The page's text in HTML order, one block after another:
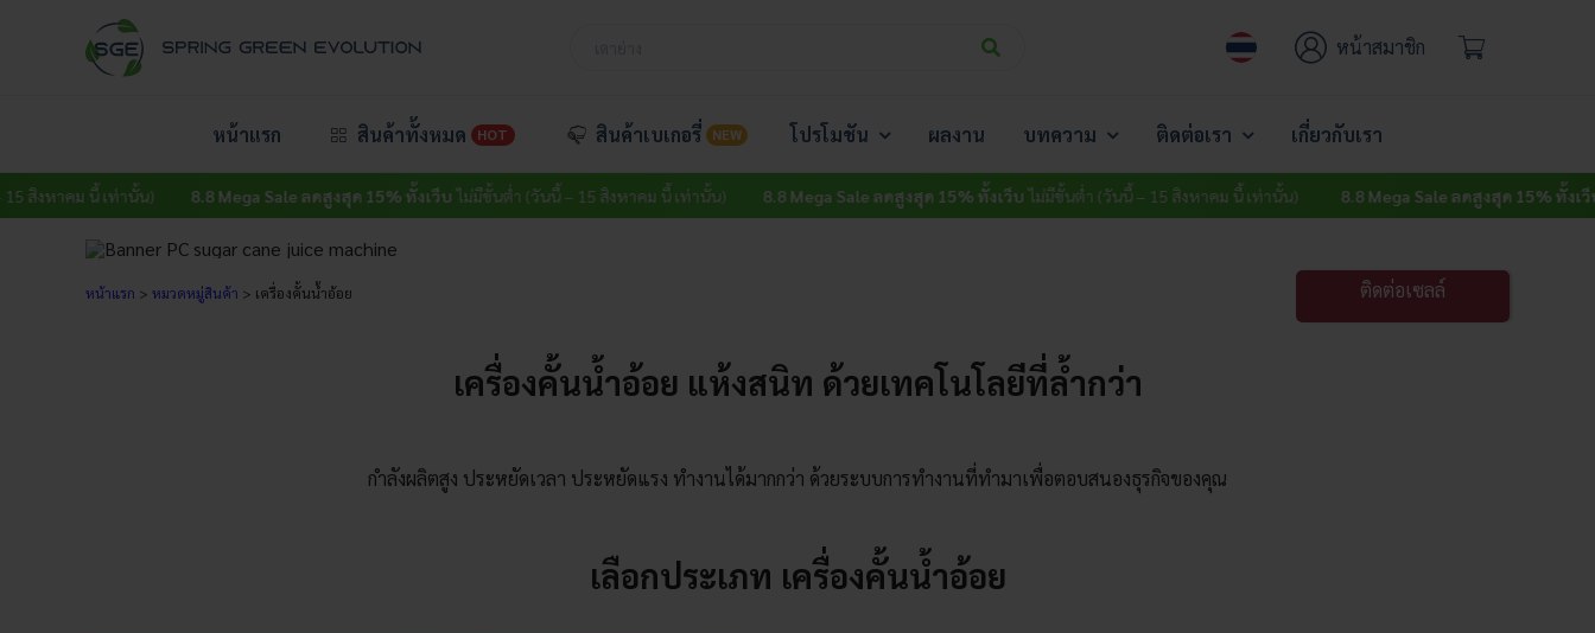
หน้าสมาชิก
หน้าแรก สินค้าทั้งหมด HOT สินค้าเบเกอรี่ NEW โปรโมชัน ผลงาน บทความ ติดต่อเรา เกี่ยวกับเรา
ม นี้ เท่านั้น) 8.8 Mega Sale ลดสูงสุด 15% ทั้งเว็บไม่มีขั้นต่ำ (วันนี้ – 15 สิงหาคม นี้ เท่านั้น) 8.8 Mega Sale ลดสูงสุด 15% ทั้งเว็บไม่มีขั้นต่ำ (วันนี้ – 15 สิงหาคม นี้ เท่านั้น) 8.8 Mega Sale ลดสูงสุด 15% ทั้งเว็บไม่มีขั้น
หน้าแรก > หมวดหมู่สินค้า > เครื่องคั้นน้ำอ้อย ติดต่อเซลล์
เครื่องคั้นน้ำอ้อย แห้งสนิท ด้วยเทคโนโลยีที่ล้ำกว่า
กำลังผลิตสูง ประหยัดเวลา ประหยัดแรง ทำงานได้มากกว่า ด้วยระบบการทำงานที่ทำมาเพื่อตอบสนองธุรกิจของคุณ
เลือกประเภท เครื่องคั้นน้ำอ้อย